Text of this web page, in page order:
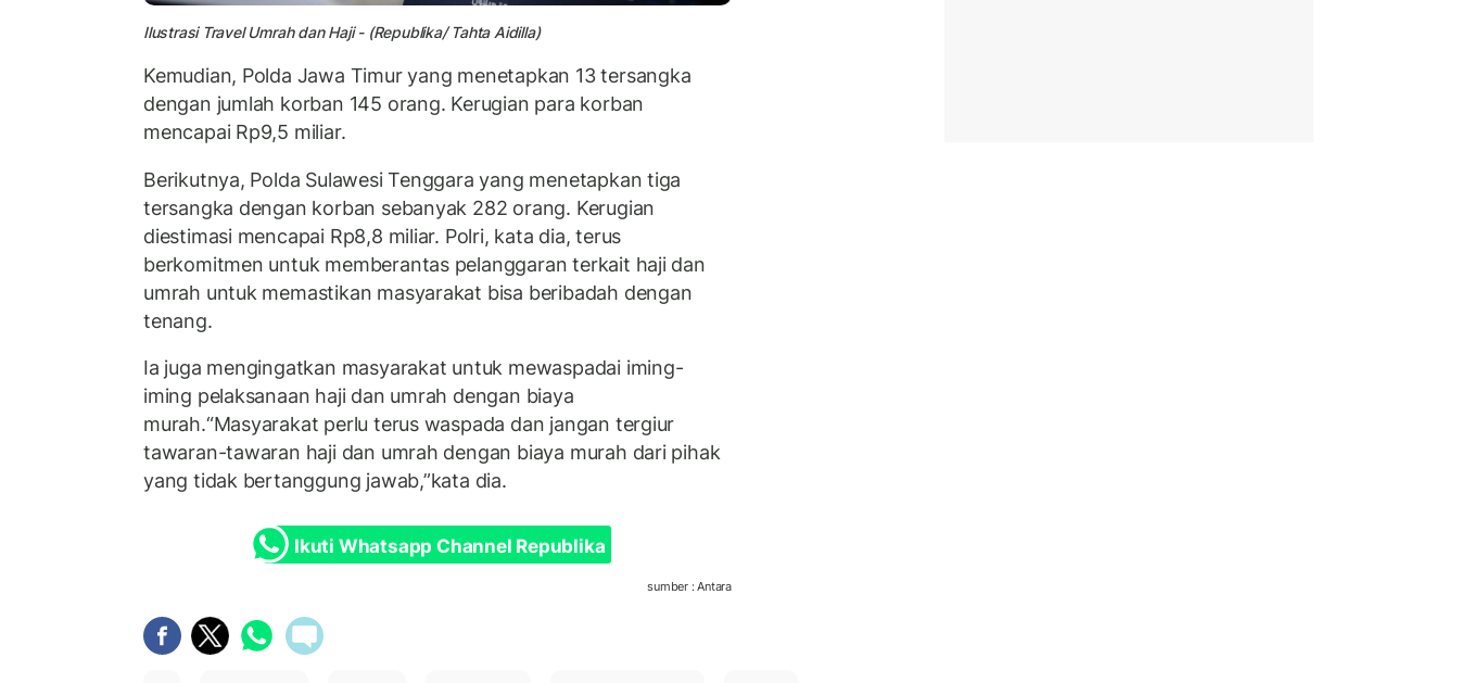
Ilustrasi Travel Umrah dan Haji - (Republika/ Tahta Aidilla)
Kemudian, Polda Jawa Timur yang menetapkan 13 tersangka
dengan jumlah korban 145 orang. Kerugian para korban
mencapai Rp9,5 miliar.
Berikutnya, Polda Sulawesi Tenggara yang menetapkan tiga
tersangka dengan korban sebanyak 282 orang. Kerugian
diestimasi mencapai Rp8,8 miliar. Polri, kata dia, terus
berkomitmen untuk memberantas pelanggaran terkait haji dan
umrah untuk memastikan masyarakat bisa beribadah dengan
tenang.
Ia juga mengingatkan masyarakat untuk mewaspadai iming-
iming pelaksanaan haji dan umrah dengan biaya
murah.“Masyarakat perlu terus waspada dan jangan tergiur
tawaran-tawaran haji dan umrah dengan biaya murah dari pihak
yang tidak bertanggung jawab,”kata dia.
Ikuti Whatsapp Channel Republika
sumber : Antara